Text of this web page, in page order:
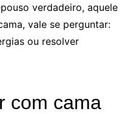
verdadeiro, aquele
vale se perguntar:
ou resolver
com cama